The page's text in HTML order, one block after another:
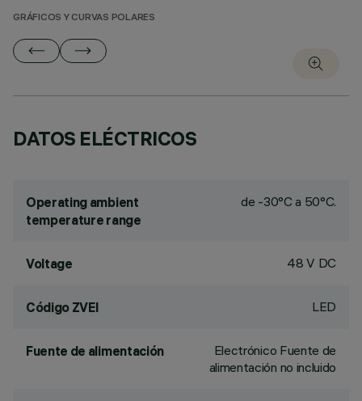
GRÁFICOS Y CURVAS POLARES
DATOS ELÉCTRICOS
Operating ambient
temperature range
de -30°C a 50°C.
Voltage 48 V DC
Código ZVEI LED
Fuente de alimentación
Electrónico Fuente de
alimentación no incluido